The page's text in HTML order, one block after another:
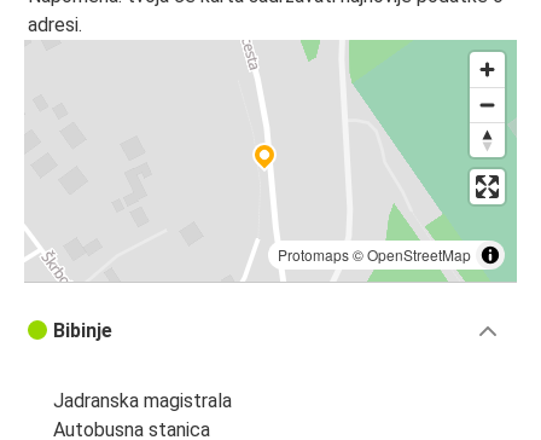
adresi.
Protomaps©OpenStreetMap
Bibinje
Jadranska magistrala
Autobusna stanica